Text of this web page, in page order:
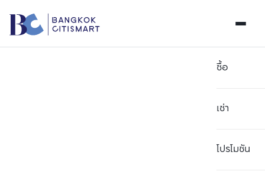
ซื้อ
เช่า
โปรโมชัน